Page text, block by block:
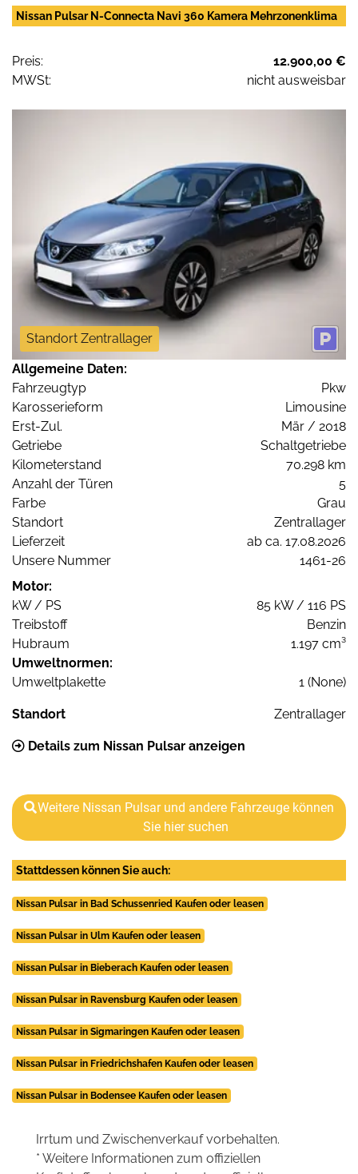
Nissan Pulsar N-Connecta Navi 360 Kamera Mehrzonenklima
Preis:
12.900,00 €
MWSt:
nicht ausweisbar
Standort Zentrallager
Allgemeine Daten:
Fahrzeugtyp
Pkw
Karosserieform
Limousine
Erst-Zul.
Mär / 2018
Getriebe
Schaltgetriebe
Kilometerstand
70.298 km
Anzahl der Türen
5
Farbe
Grau
Standort
Zentrallager
Lieferzeit
ab ca. 17.08.2026
Unsere Nummer
1461-26
Motor:
kW / PS
85 kW / 116 PS
Treibstoff
Benzin
Hubraum
1.197 cm³
Umweltnormen:
Umweltplakette
1 (None)
Standort Zentrallager
Details zum Nissan Pulsar anzeigen
Weitere Nissan Pulsar und andere Fahrzeuge können
Sie hier suchen
Stattdessen können Sie auch:
Nissan Pulsar in Bad Schussenried Kaufen oder leasen
Nissan Pulsar in Ulm Kaufen oder leasen
Nissan Pulsar in Bieberach Kaufen oder leasen
Nissan Pulsar in Ravensburg Kaufen oder leasen
Nissan Pulsar in Sigmaringen Kaufen oder leasen
Nissan Pulsar in Friedrichshafen Kaufen oder leasen
Nissan Pulsar in Bodensee Kaufen oder leasen
Irrtum und Zwischenverkauf vorbehalten.
* Weitere Informationen zum offiziellen